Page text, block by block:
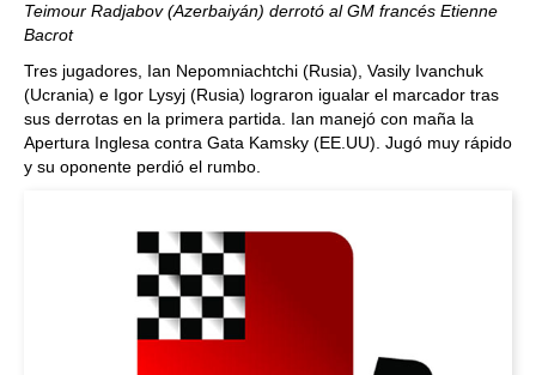
Teimour Radjabov (Azerbaiyán) derrotó al GM francés Etienne
Bacrot
Tres jugadores, Ian Nepomniachtchi (Rusia), Vasily Ivanchuk
(Ucrania) e Igor Lysyj (Rusia) lograron igualar el marcador tras
sus derrotas en la primera partida. Ian manejó con maña la
Apertura Inglesa contra Gata Kamsky (EE.UU). Jugó muy rápido
y su oponente perdió el rumbo.